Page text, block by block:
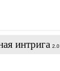
интрига 2.0